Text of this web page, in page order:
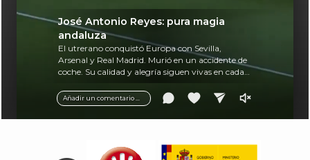
Añadir un comentario ...
José Antonio Reyes: pura magia
andaluza
El utrerano conquistó Europa con Sevilla,
Arsenal y Real Madrid. Murió en un accidente de
coche. Su calidad y alegría siguen vivas en cada